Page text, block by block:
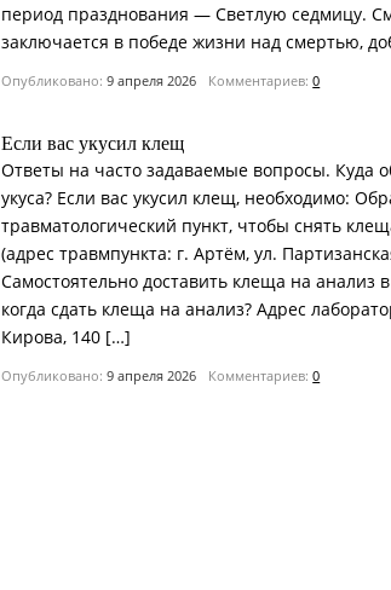
период празднования — Светлую седмицу.
заключается в победе жизни над смертью,
Опубликовано:9 апреля 2026 Комментариев:0
Если вас укусил клещ
Ответы на часто задаваемые вопросы. Куда
укуса? Если вас укусил клещ, необходимо:
травматологический пункт, чтобы снять
(адрес травмпункта: г. Артём, ул.
Самостоятельно доставить клеща на анализ
когда сдать клеща на анализ? Адрес
Кирова, 140 […]
Опубликовано:9 апреля 2026 Комментариев:0